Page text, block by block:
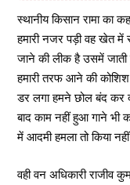
स्थानीय किसान रामा का
हमारी नजर पड़ी वह खेत
जाने की लीक है उसमें
हमारी तरफ आने की
डर लगा हमने छोल बंद कर
बाद काम नहीं हुआ गाने
में आदमी हमला तो किया
वही वन अधिकारी राजीव